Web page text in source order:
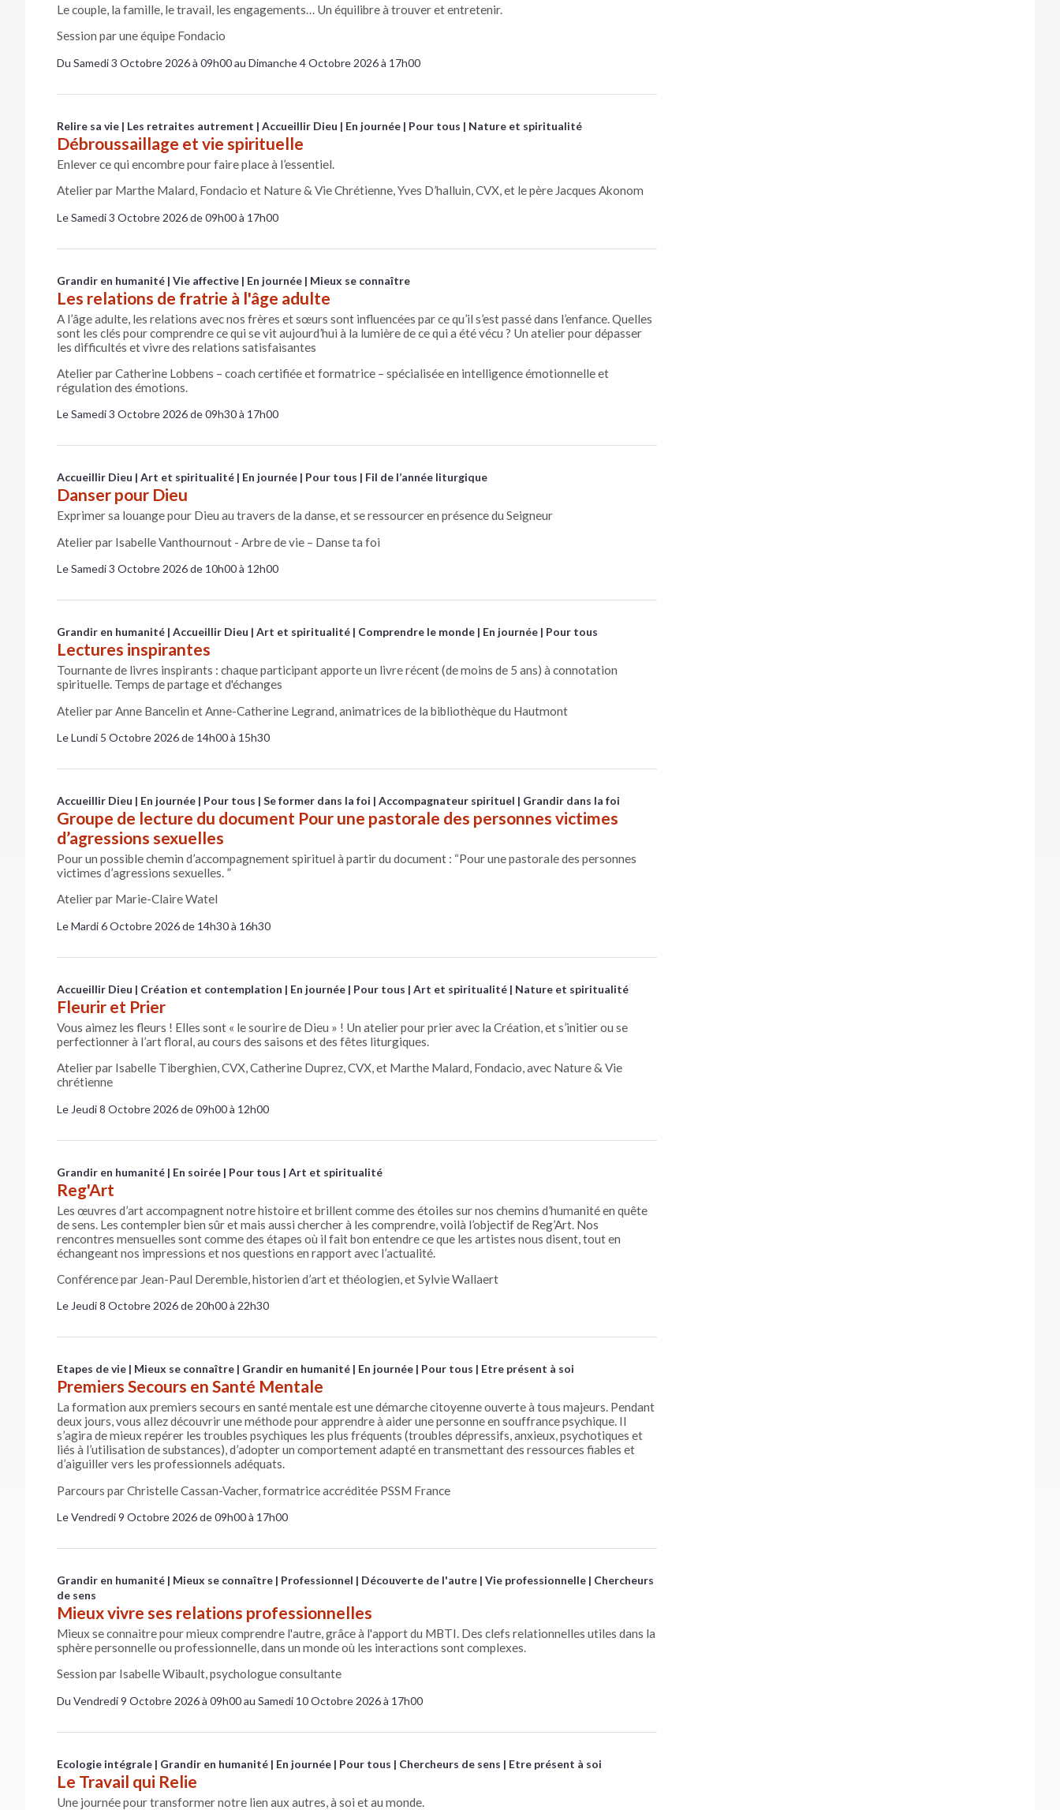
Le couple, la famille, le travail, les engagements… Un équilibre à trouver et entretenir.
Session par une équipe Fondacio
Du Samedi 3 Octobre 2026 à 09h00 au Dimanche 4 Octobre 2026 à 17h00
Relire sa vie Les retraites autrement Accueillir Dieu En journée Pour tous Nature et spiritualité
Débroussaillage et vie spirituelle
Enlever ce qui encombre pour faire place à l’essentiel.
Atelier par Marthe Malard, Fondacio et Nature & Vie Chrétienne, Yves D’halluin, CVX, et le père Jacques Akonom
Le Samedi 3 Octobre 2026 de 09h00 à 17h00
Grandir en humanité Vie affective En journée Mieux se connaître
Les relations de fratrie à l'âge adulte
A l’âge adulte, les relations avec nos frères et sœurs sont influencées par ce qu’il s’est passé dans l’enfance. Quelles
sont les clés pour comprendre ce qui se vit aujourd’hui à la lumière de ce qui a été vécu ? Un atelier pour dépasser
les difficultés et vivre des relations satisfaisantes
Atelier par Catherine Lobbens – coach certifiée et formatrice – spécialisée en intelligence émotionnelle et
régulation des émotions.
Le Samedi 3 Octobre 2026 de 09h30 à 17h00
Accueillir Dieu Art et spiritualité En journée Pour tous Fil de l’année liturgique
Danser pour Dieu
Exprimer sa louange pour Dieu au travers de la danse, et se ressourcer en présence du Seigneur
Atelier par Isabelle Vanthournout - Arbre de vie – Danse ta foi
Le Samedi 3 Octobre 2026 de 10h00 à 12h00
Grandir en humanité Accueillir Dieu Art et spiritualité Comprendre le monde En journée Pour tous
Lectures inspirantes
Tournante de livres inspirants : chaque participant apporte un livre récent (de moins de 5 ans) à connotation
spirituelle. Temps de partage et d'échanges
Atelier par Anne Bancelin et Anne-Catherine Legrand, animatrices de la bibliothèque du Hautmont
Le Lundi 5 Octobre 2026 de 14h00 à 15h30
Accueillir Dieu En journée Pour tous Se former dans la foi Accompagnateur spirituel Grandir dans la foi
Groupe de lecture du document Pour une pastorale des personnes victimes
d’agressions sexuelles
Pour un possible chemin d’accompagnement spirituel à partir du document : “Pour une pastorale des personnes
victimes d’agressions sexuelles. ”
Atelier par Marie-Claire Watel
Le Mardi 6 Octobre 2026 de 14h30 à 16h30
Accueillir Dieu Création et contemplation En journée Pour tous Art et spiritualité Nature et spiritualité
Fleurir et Prier
Vous aimez les fleurs ! Elles sont « le sourire de Dieu » ! Un atelier pour prier avec la Création, et s’initier ou se
perfectionner à l’art floral, au cours des saisons et des fêtes liturgiques.
Atelier par Isabelle Tiberghien, CVX, Catherine Duprez, CVX, et Marthe Malard, Fondacio, avec Nature & Vie
chrétienne
Le Jeudi 8 Octobre 2026 de 09h00 à 12h00
Grandir en humanité En soirée Pour tous Art et spiritualité
Reg'Art
Les œuvres d’art accompagnent notre histoire et brillent comme des étoiles sur nos chemins d’humanité en quête
de sens. Les contempler bien sûr et mais aussi chercher à les comprendre, voilà l’objectif de Reg’Art. Nos
rencontres mensuelles sont comme des étapes où il fait bon entendre ce que les artistes nous disent, tout en
échangeant nos impressions et nos questions en rapport avec l’actualité.
Conférence par Jean-Paul Deremble, historien d’art et théologien, et Sylvie Wallaert
Le Jeudi 8 Octobre 2026 de 20h00 à 22h30
Etapes de vie Mieux se connaître Grandir en humanité En journée Pour tous Etre présent à soi
Premiers Secours en Santé Mentale
La formation aux premiers secours en santé mentale est une démarche citoyenne ouverte à tous majeurs. Pendant
deux jours, vous allez découvrir une méthode pour apprendre à aider une personne en souffrance psychique. Il
s’agira de mieux repérer les troubles psychiques les plus fréquents (troubles dépressifs, anxieux, psychotiques et
liés à l’utilisation de substances), d’adopter un comportement adapté en transmettant des ressources fiables et
d’aiguiller vers les professionnels adéquats.
Parcours par Christelle Cassan-Vacher, formatrice accréditée PSSM France
Le Vendredi 9 Octobre 2026 de 09h00 à 17h00
Grandir en humanité Mieux se connaître Professionnel Découverte de l'autre Vie professionnelle
Chercheurs
de sens
Mieux vivre ses relations professionnelles
Mieux se connaitre pour mieux comprendre l'autre, grâce à l'apport du MBTI. Des clefs relationnelles utiles dans la
sphère personnelle ou professionnelle, dans un monde où les interactions sont complexes.
Session par Isabelle Wibault, psychologue consultante
Du Vendredi 9 Octobre 2026 à 09h00 au Samedi 10 Octobre 2026 à 17h00
Ecologie intégrale Grandir en humanité En journée Pour tous Chercheurs de sens Etre présent à soi
Le Travail qui Relie
Une journée pour transformer notre lien aux autres, à soi et au monde.